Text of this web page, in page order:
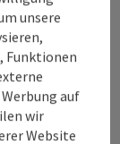
unsere
Funktionen
auf
wir
Website